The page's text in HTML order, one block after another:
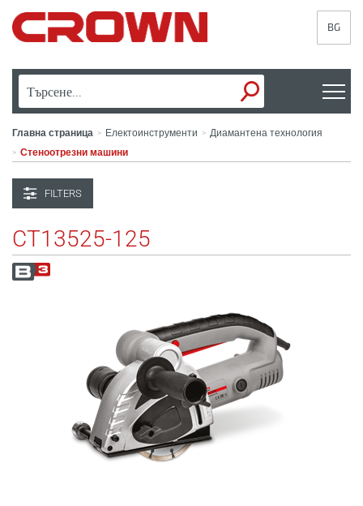
BG
Главна страница > Електоинструменти > Диамантена технология
> Стеноотрезни машини
FILTERS
CT13525-125